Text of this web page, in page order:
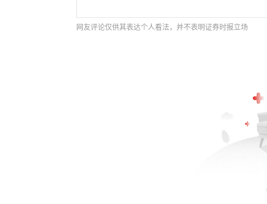
网友评论仅供其表达个人看法，并不表明证券时报立场